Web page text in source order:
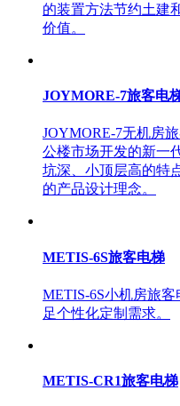
的装置方法节约土建
价值。
JOYMORE-7旅客电
JOYMORE-7无机房
公楼市场开发的新一
坑深、小顶层高的特
的产品设计理念。
METIS-6S旅客电梯
METIS-6S小机房旅客
足个性化定制需求。
METIS-CR1旅客电梯